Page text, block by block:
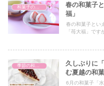
春の和菓子
福」
春の和菓子とい
「苺大福」です
久しぶりに
む夏越の和
6月の和菓子「